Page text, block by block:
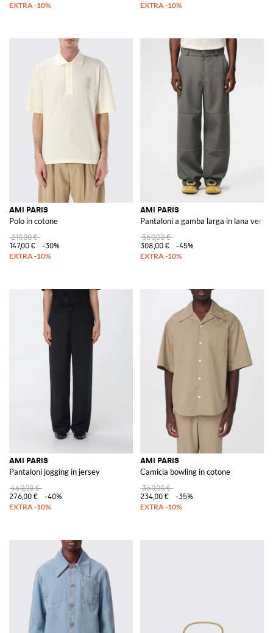
AMI PARIS
Polo in cotone
210,00 €
147,00 €
-30%
AMI PARIS
Pantaloni a gamba larga in lana
560,00 €
308,00 €
-45%
AMI PARIS
Pantaloni jogging in jersey
460,00 €
276,00 €
-40%
AMI PARIS
Camicia bowling in cotone
360,00 €
234,00 €
-35%